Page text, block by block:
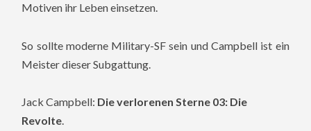
Motiven ihr Leben einsetzen.
So sollte moderne Military-SF sein und Campbell ist ein
Meister dieser Subgattung.
Jack Campbell: Die verlorenen Sterne 03: Die
Revolte.